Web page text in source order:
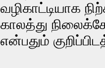
வழிகாட்டியாக
காலத்து
என்பதும்‌